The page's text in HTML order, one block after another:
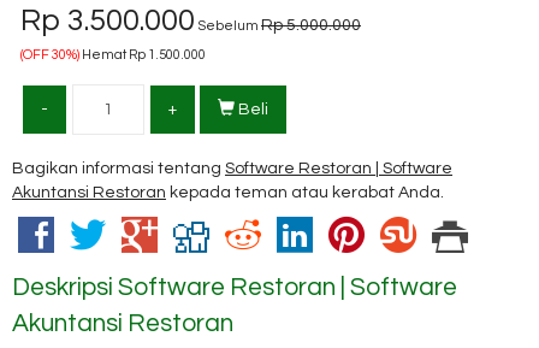
Rp 3.500.000 Sebelum Rp 5.000.000
(OFF 30%) Hemat Rp 1.500.000
- + Beli
Bagikan informasi tentang Software Restoran | Software
Akuntansi Restoran kepada teman atau kerabat Anda.
Deskripsi Software Restoran | Software
Akuntansi Restoran